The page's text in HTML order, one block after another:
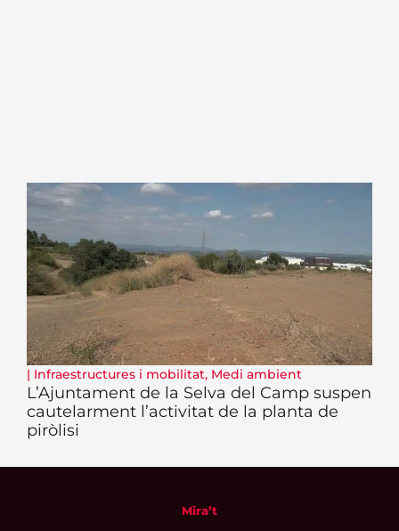
| Infraestructures i mobilitat, Medi ambient
L’Ajuntament de la Selva del Camp suspen
cautelarment l’activitat de la planta de
piròlisi
Mira’t